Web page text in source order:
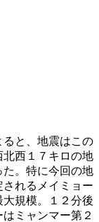
と、地震はこの
北西１７キロの地
た。特に今回の地
れるメイミョー
規模。１２分後
ミャンマー第２